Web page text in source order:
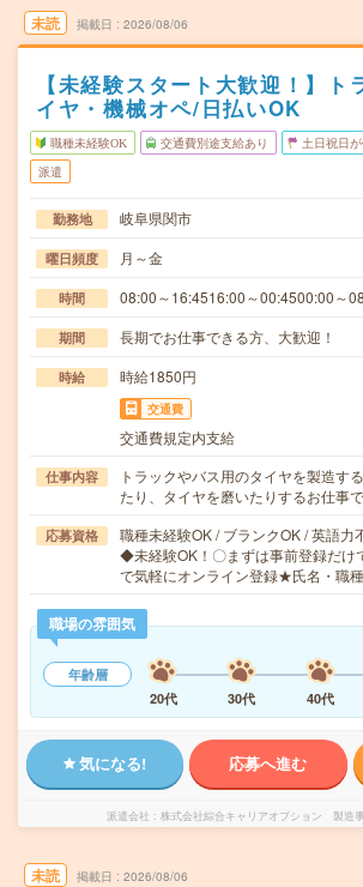
未読 掲載日 2026/08/06
【未経験スタート大歓迎！】ト
イヤ・機械オペ/日払いOK
職種未経験OK 交通費別途支給あり 土日祝日
派遣
勤務地 岐阜県関市
曜日頻度 月～金
時間 08:00～16:4516:00～00:4500:00～
期間 長期でお仕事できる方、大歓迎！
時給 時給1850円
交通費
交通費規定内支給
仕事内容
トラックやバス用のタイヤを製造す
たり、タイヤを磨いたりするお仕事
応募資格
職種未経験OK / ブランクOK / 英語力
◆未経験OK！〇まずは事前登録だけ
で気軽にオンライン登録★氏名・職
職場の雰囲気
年齢層
20代
30代 40代
気になる! 応募へ進む
派遣会社 株式会社綜合キャリアオプション 製造事
未読 掲載日 2026/08/06